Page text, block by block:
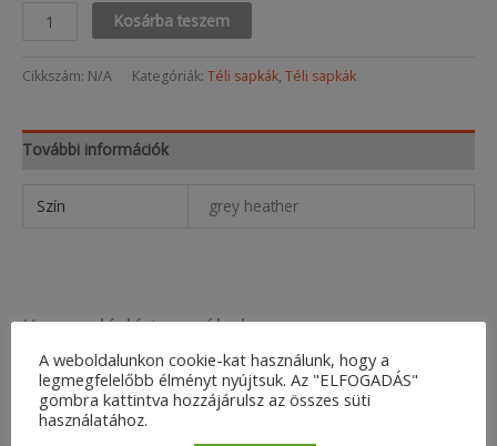
Jameson
Kosárba teszem
Cikkszám: N/A Kategóriák: Téli sapkák, Téli sapkák
További információk
Szín grey heather
Kapcsolódó termékek
A weboldalunkon cookie-kat használunk, hogy a
legmegfelelőbb élményt nyújtsuk. Az "ELFOGADÁS"
gombra kattintva hozzájárulsz az összes süti
használatához.